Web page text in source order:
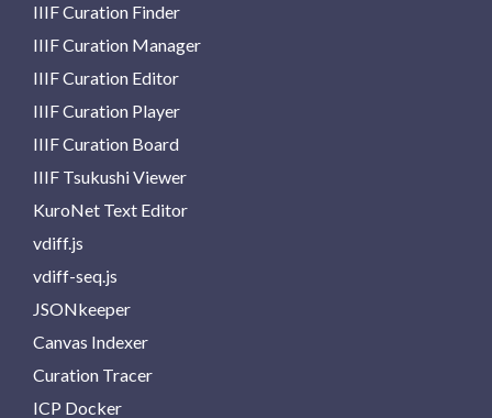
IIIF Curation Finder
IIIF Curation Manager
IIIF Curation Editor
IIIF Curation Player
IIIF Curation Board
IIIF Tsukushi Viewer
KuroNet Text Editor
vdiff.js
vdiff-seq.js
JSONkeeper
Canvas Indexer
Curation Tracer
ICP Docker